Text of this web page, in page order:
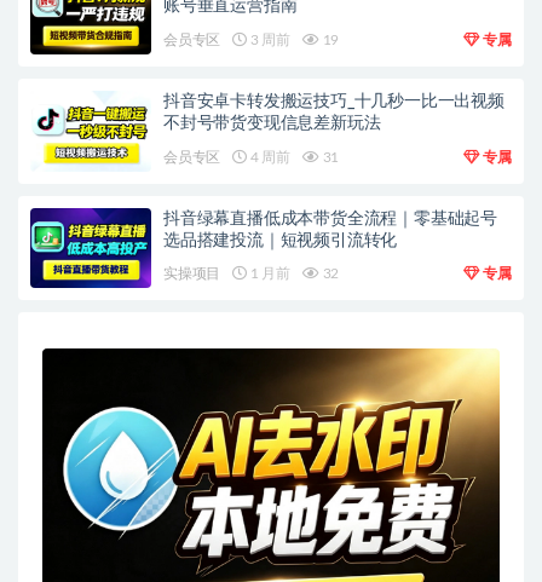
账号垂直运营指南
会员专区 3 周前 19 专属
抖音安卓卡转发搬运技巧_十几秒一比一出视频
不封号带货变现信息差新玩法
会员专区 4 周前 31 专属
抖音绿幕直播低成本带货全流程｜零基础起号
选品搭建投流｜短视频引流转化
实操项目 1 月前 32 专属